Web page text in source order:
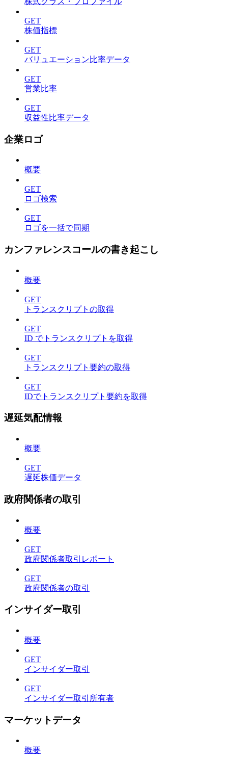
GET
株価指標
GET
バリュエーション比率データ
GET
営業比率
GET
収益性比率データ
企業ロゴ
概要
GET
ロゴ検索
GET
ロゴを一括で同期
カンファレンスコールの書き起こし
概要
GET
トランスクリプトの取得
GET
ID でトランスクリプトを取得
GET
トランスクリプト要約の取得
GET
IDでトランスクリプト要約を取得
遅延気配情報
概要
GET
遅延株価データ
政府関係者の取引
概要
GET
政府関係者取引レポート
GET
政府関係者の取引
インサイダー取引
概要
GET
インサイダー取引
GET
インサイダー取引所有者
マーケットデータ
概要